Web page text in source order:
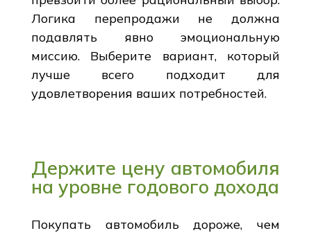
Логика перепродажи не должна
подавлять явно эмоциональную
миссию. Выберите вариант, который
лучше всего подходит для
удовлетворения ваших потребностей.
Держите цену автомобиля
на уровне годового дохода
Покупать автомобиль дороже, чем